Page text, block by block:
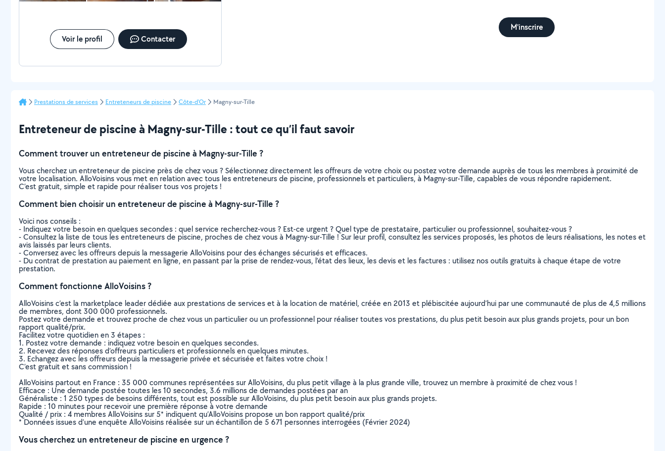
Voir le profil Contacter
M'inscrire
Prestations de services Entreteneurs de piscine Côte-d'Or Magny-sur-Tille
Entreteneur de piscine à Magny-sur-Tille : tout ce qu’il faut savoir
Comment trouver un entreteneur de piscine à Magny-sur-Tille ?
Vous cherchez un entreteneur de piscine près de chez vous ? Sélectionnez directement les offreurs de votre choix ou postez votre demande auprès de tous les membres à proximité de
votre localisation. AlloVoisins vous met en relation avec tous les entreteneurs de piscine, professionnels et particuliers, à Magny-sur-Tille, capables de vous répondre rapidement.
C’est gratuit, simple et rapide pour réaliser tous vos projets !
Comment bien choisir un entreteneur de piscine à Magny-sur-Tille ?
Voici nos conseils :
- Indiquez votre besoin en quelques secondes : quel service recherchez-vous ? Est-ce urgent ? Quel type de prestataire, particulier ou professionnel, souhaitez-vous ?
- Consultez la liste de tous les entreteneurs de piscine, proches de chez vous à Magny-sur-Tille ! Sur leur profil, consultez les services proposés, les photos de leurs réalisations, les notes et
avis laissés par leurs clients.
- Conversez avec les offreurs depuis la messagerie AlloVoisins pour des échanges sécurisés et efficaces.
- Du contrat de prestation au paiement en ligne, en passant par la prise de rendez-vous, l’état des lieux, les devis et les factures : utilisez nos outils gratuits à chaque étape de votre
prestation.
Comment fonctionne AlloVoisins ?
AlloVoisins c’est la marketplace leader dédiée aux prestations de services et à la location de matériel, créée en 2013 et plébiscitée aujourd’hui par une communauté de plus de 4,5 millions
de membres, dont 300 000 professionnels.
Postez votre demande et trouvez proche de chez vous un particulier ou un professionnel pour réaliser toutes vos prestations, du plus petit besoin aux plus grands projets, pour un bon
rapport qualité/prix.
Facilitez votre quotidien en 3 étapes :
1. Postez votre demande : indiquez votre besoin en quelques secondes.
2. Recevez des réponses d’offreurs particuliers et professionnels en quelques minutes.
3. Echangez avec les offreurs depuis la messagerie privée et sécurisée et faites votre choix !
C’est gratuit et sans commission !
AlloVoisins partout en France : 35 000 communes représentées sur AlloVoisins, du plus petit village à la plus grande ville, trouvez un membre à proximité de chez vous !
Efficace : Une demande postée toutes les 10 secondes, 3.6 millions de demandes postées par an
Généraliste : 1 250 types de besoins différents, tout est possible sur AlloVoisins, du plus petit besoin aux plus grands projets.
Rapide : 10 minutes pour recevoir une première réponse à votre demande
Qualité / prix : 4 membres AlloVoisins sur 5* indiquent qu’AlloVoisins propose un bon rapport qualité/prix
* Données issues d’une enquête AlloVoisins réalisée sur un échantillon de 5 671 personnes interrogées (Février 2024)
Vous cherchez un entreteneur de piscine en urgence ?